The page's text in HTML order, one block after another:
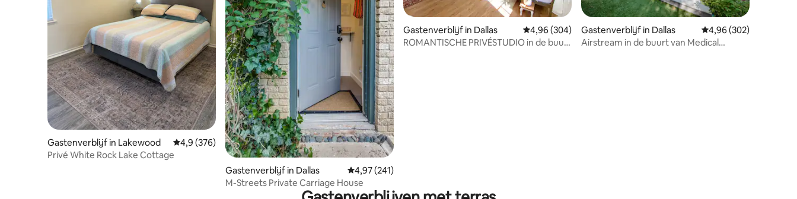
Gastenverblijf in Lakewood Gemiddelde beoordeling van 4,9 op 5, 376 recensies
4,9 (376)
Privé White Rock Lake Cottage
Gastenverblijf in Dallas Gemiddelde beoordeling van 4,97 op 5, 241 recensies
4,97 (241)
M-Streets Private Carriage House
Gastenverblijf in Dallas Gemiddelde beoordeling van 4,96 op 5, 304 recensies
4,96 (304)
ROMANTISCHE PRIVÉSTUDIO in de buurt
Gastenverblijf in Dallas Gemiddelde
4,96 (302)
Airstream in de buurt van Medical